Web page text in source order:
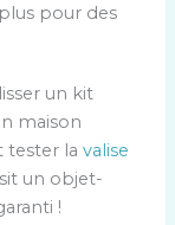
pour des
un kit
maison
tester lavalise
un objet-
!